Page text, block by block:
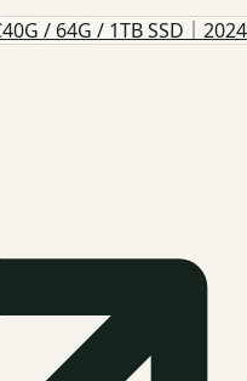
/ 64G / 1TB SSD｜2024